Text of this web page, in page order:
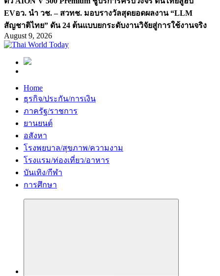
EVอว. นำ วช. – สวทช. มอบรางวัลสุดยอดผลงาน “LLM
สัญชาติไทย” ดัน 24 ต้นแบบยกระดับงานวิจัยสู่การใช้งานจริง
August 9, 2026
Home
ธุรกิจ/ประกัน/การเงิน
ภาครัฐ/ราชการ
ยานยนต์
อสังหา
โรงพยบาล/สุขภาพ/ความงาม
โรงแรม/ท่องเที่ยว/อาหาร
บันเทิง/กีฬา
การศึกษา